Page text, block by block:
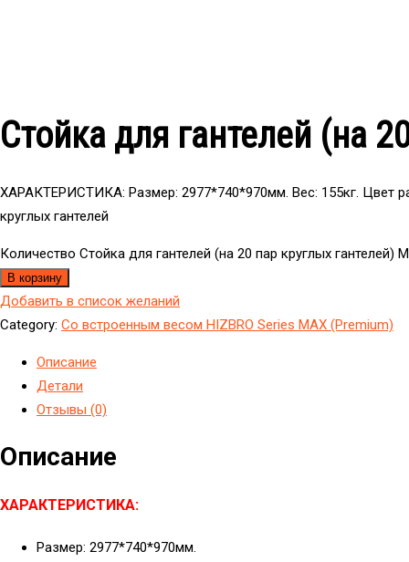
Стойка для гантелей (на
ХАРАКТЕРИСТИКА: Размер: 2977*740*970мм. Вес: 155кг. Цвет
круглых гантелей
Количество Стойка для гантелей (на 20 пар круглых гантелей)
В корзину
Добавить в список желаний
Category: Со встроенным весом HIZBRO Series MAX (Premium)
Описание
Детали
Отзывы (0)
Описание
ХАРАКТЕРИСТИКА:
Размер: 2977*740*970мм.